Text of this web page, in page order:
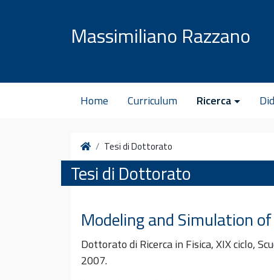
Massimiliano Razzano
Home Curriculum Ricerca
HomeTesi di Dottorato
Tesi di Dottorato
Modeling and Simulation
Dottorato di Ricerca in Fisica, XIX ciclo,
2007.